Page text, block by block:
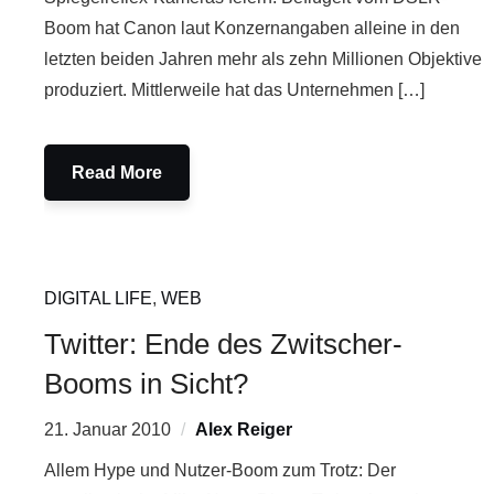
Boom hat Canon laut Konzernangaben alleine in den
letzten beiden Jahren mehr als zehn Millionen Objektive
produziert. Mittlerweile hat das Unternehmen […]
Read More
DIGITAL LIFE,WEB
Twitter: Ende des Zwitscher-
Booms in Sicht?
21. Januar 2010 Alex Reiger
Allem Hype und Nutzer-Boom zum Trotz: Der